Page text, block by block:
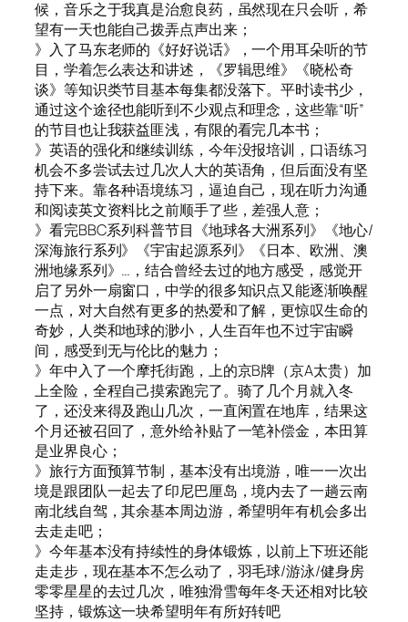
候，音乐之于我真是治愈良药，虽然现在只会听，希
望有一天也能自己拨弄点声出来；
》入了马东老师的《好好说话》，一个用耳朵听的节
目，学着怎么表达和讲述，《罗辑思维》《晓松奇
谈》等知识类节目基本每集都没落下。平时读书少，
通过这个途径也能听到不少观点和理念，这些靠“听”
的节目也让我获益匪浅，有限的看完几本书；
》英语的强化和继续训练，今年没报培训，口语练习
机会不多尝试去过几次人大的英语角，但后面没有坚
持下来。靠各种语境练习，逼迫自己，现在听力沟通
和阅读英文资料比之前顺手了些，差强人意；
》看完BBC系列科普节目《地球各大洲系列》《地心/
深海旅行系列》《宇宙起源系列》《日本、欧洲、澳
洲地缘系列》…，结合曾经去过的地方感受，感觉开
启了另外一扇窗口，中学的很多知识点又能逐渐唤醒
一点，对大自然有更多的热爱和了解，更惊叹生命的
奇妙，人类和地球的渺小，人生百年也不过宇宙瞬
间，感受到无与伦比的魅力；
》年中入了一个摩托街跑，上的京B牌（京A太贵）加
上全险，全程自己摸索跑完了。骑了几个月就入冬
了，还没来得及跑山几次，一直闲置在地库，结果这
个月还被召回了，意外给补贴了一笔补偿金，本田算
是业界良心；
》旅行方面预算节制，基本没有出境游，唯一一次出
境是跟团队一起去了印尼巴厘岛，境内去了一趟云南
南北线自驾，其余基本周边游，希望明年有机会多出
去走走吧；
》今年基本没有持续性的身体锻炼，以前上下班还能
走走步，现在基本不怎么动了，羽毛球/游泳/健身房
零零星星的去过几次，唯独滑雪每年冬天还相对比较
坚持，锻炼这一块希望明年有所好转吧